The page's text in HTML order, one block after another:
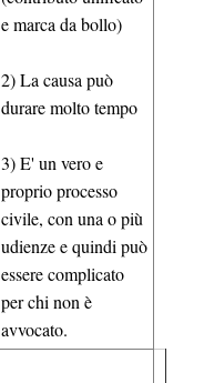
e marca da bollo)
2) La causa può
durare molto tempo
3) E' un vero e
proprio processo
civile, con una o più
udienze e quindi può
essere complicato
per chi non è
avvocato.